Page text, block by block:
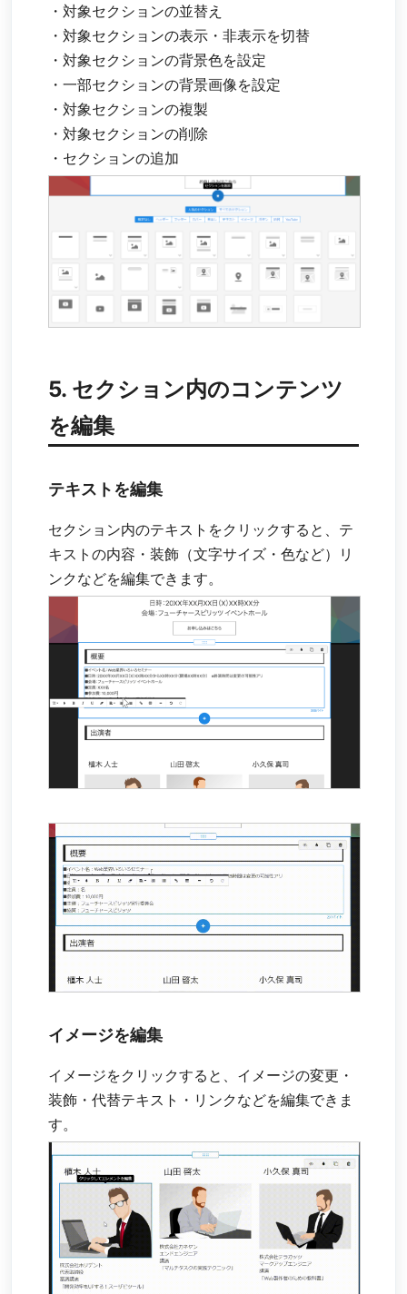
・対象セクションの並替え
・対象セクションの表示・非表示を切替
・対象セクションの背景色を設定
・一部セクションの背景画像を設定
・対象セクションの複製
・対象セクションの削除
・セクションの追加
5. セクション内のコンテンツ
を編集
テキストを編集
セクション内のテキストをクリックすると、テ
キストの内容・装飾（文字サイズ・色など）リ
ンクなどを編集できます。
イメージを編集
イメージをクリックすると、イメージの変更・
装飾・代替テキスト・リンクなどを編集できま
す。